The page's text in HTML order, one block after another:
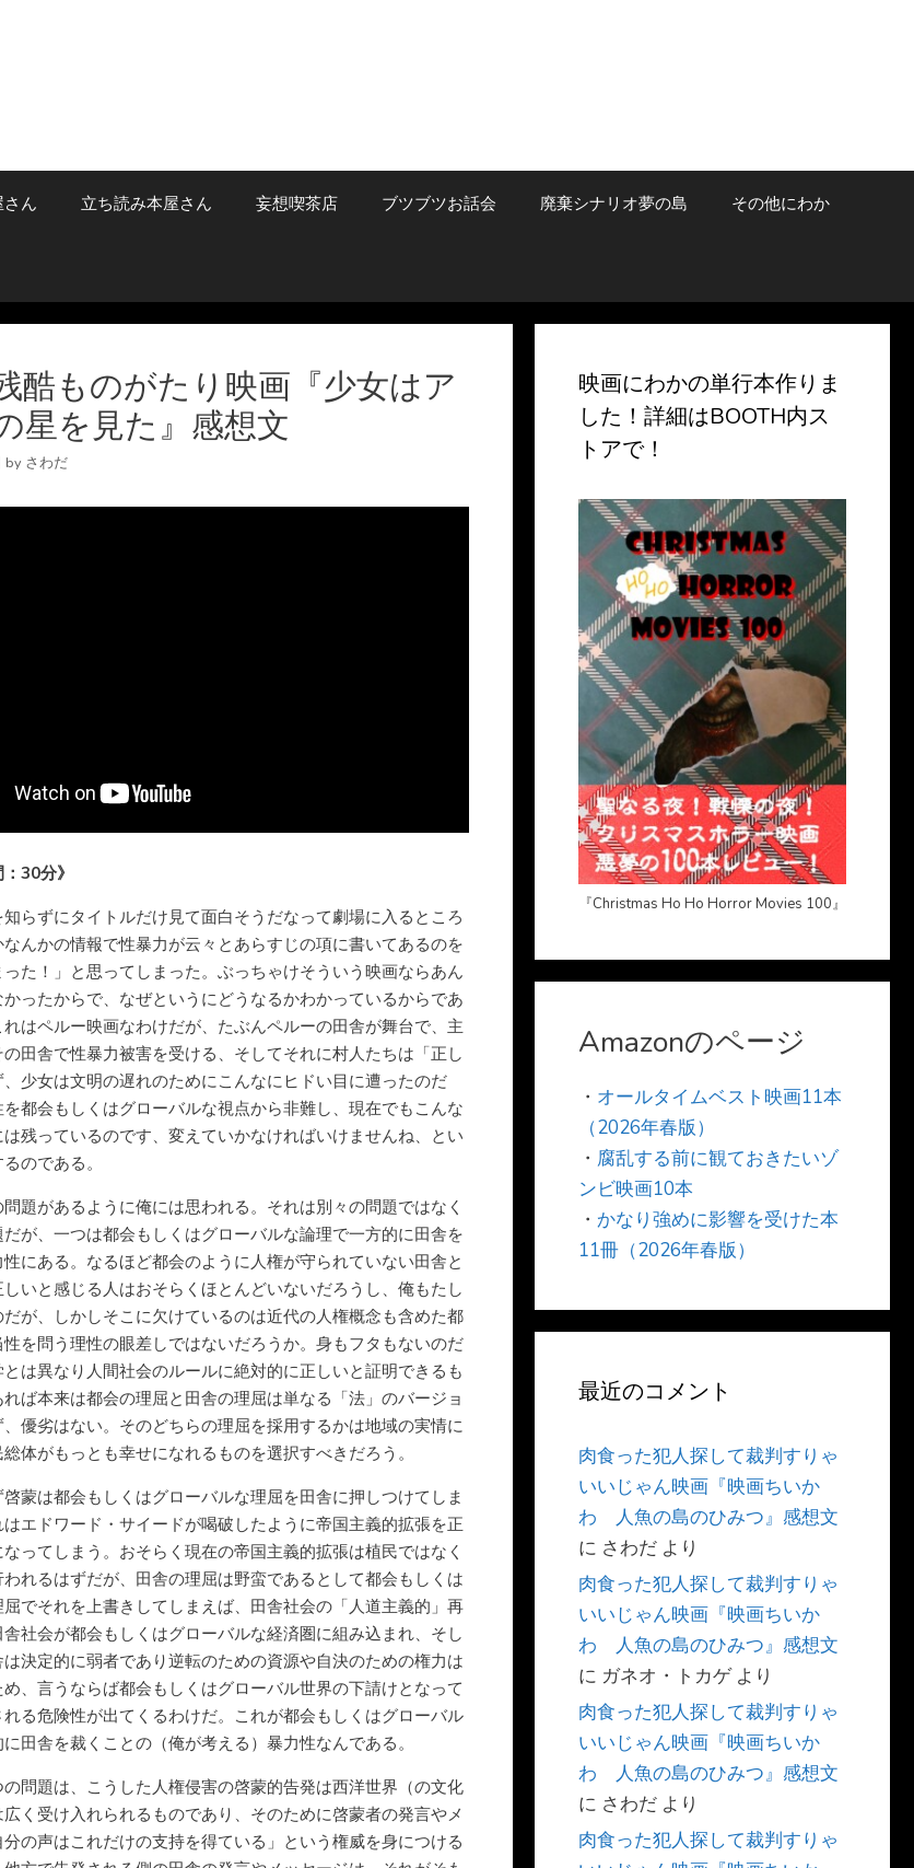
ん 立ち読み本屋さん 妄想喫茶店 ブツブツお話会 廃棄シナリオ夢の島 その他にわか
酷ものがたり映画『少女はア
星を見た』感想文
by さわだ
30分》
知らずにタイトルだけ見て面白そうだなって劇場に入るところ
んかの情報で性暴力が云々とあらすじの項に書いてあるのを
った！」と思ってしまった。ぶっちゃけそういう映画ならあん
かったからで、なぜというにどうなるかわかっているからであ
はペルー映画なわけだが、たぶんペルーの田舎が舞台で、主
田舎で性暴力被害を受ける、そしてそれに村人たちは「正し
、少女は文明の遅れのためにこんなにヒドい目に遭ったのだ
都会もしくはグローバルな視点から非難し、現在でもこんな
残っているのです、変えていかなければいけませんね、とい
のである。
題があるように俺には思われる。それは別々の問題ではなく
が、一つは都会もしくはグローバルな論理で一方的に田舎を
にある。なるほど都会のように人権が守られていない田舎と
いと感じる人はおそらくほとんどいないだろうし、俺もたし
が、しかしそこに欠けているのは近代の人権概念も含めた都
を問う理性の眼差しではないだろうか。身もフタもないのだ
は異なり人間社会のルールに絶対的に正しいと証明できるも
ば本来は都会の理屈と田舎の理屈は単なる「法」のバージョ
優劣はない。そのどちらの理屈を採用するかは地域の実情に
体がもっとも幸せになれるものを選択すべきだろう。
蒙は都会もしくはグローバルな理屈を田舎に押しつけてしま
エドワード・サイードが喝破したように帝国主義的拡張を正
ってしまう。おそらく現在の帝国主義的拡張は植民ではなく
れるはずだが、田舎の理屈は野蛮であるとして都会もしくは
でそれを上書きしてしまえば、田舎社会の「人道主義的」再
社会が都会もしくはグローバルな経済圏に組み込まれ、そし
決定的に弱者であり逆転のための資源や自決のための権力は
、言うならば都会もしくはグローバル世界の下請けとなって
る危険性が出てくるわけだ。これが都会もしくはグローバル
田舎を裁くことの（俺が考える）暴力性なんである。
問題は、こうした人権侵害の啓蒙的告発は西洋世界（の文化
く受け入れられるものであり、そのために啓蒙者の発言やメ
の声はこれだけの支持を得ている」という権威を身につける
映画にわかの単行本作りま
した！詳細はBOOTH内ス
トアで！
『Christmas Ho Ho Horror Movies 100』
Amazonのページ
・ オールタイムベスト映画11本
（2026年春版）
・ 腐乱する前に観ておきたいゾ
ンビ映画10本
・ かなり強めに影響を受けた本
11冊（2026年春版）
最近のコメント
肉食った犯人探して裁判すりゃ
いいじゃん映画『映画ちいか
わ 人魚の島のひみつ』感想文
に さわだ より
肉食った犯人探して裁判すりゃ
いいじゃん映画『映画ちいか
わ 人魚の島のひみつ』感想文
に ガネオ・トカゲより
肉食った犯人探して裁判すりゃ
いいじゃん映画『映画ちいか
わ 人魚の島のひみつ』感想文
に さわだ より
肉食った犯人探して裁判すりゃ